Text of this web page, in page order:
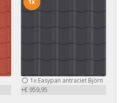
1xEasypan antraciet Björn
+€ 959,95